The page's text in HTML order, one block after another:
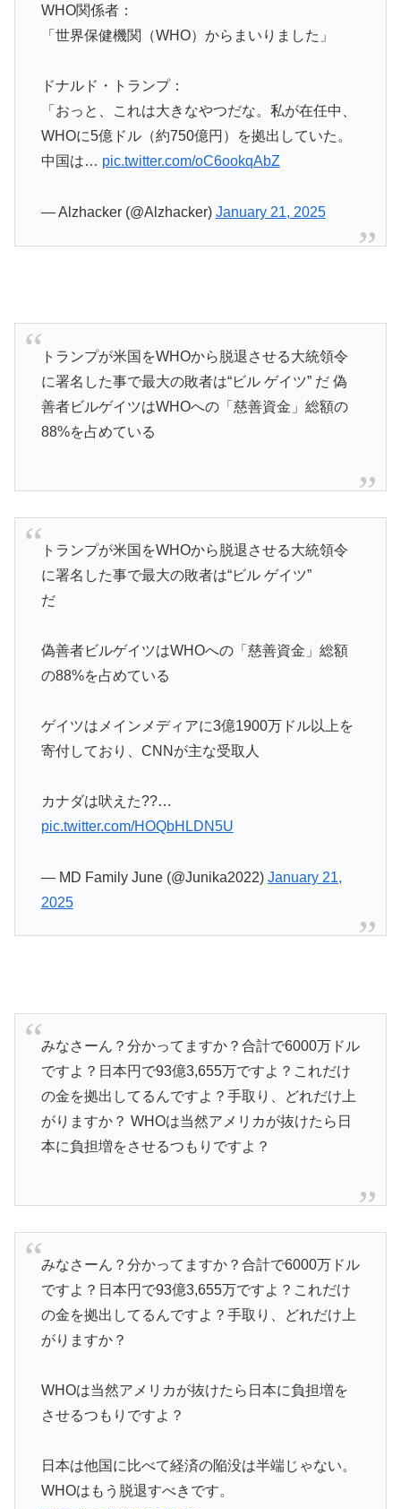
WHO関係者：
「世界保健機関（WHO）からまいりました」
ドナルド・トランプ：
「おっと、これは大きなやつだな。私が在任中、
WHOに5億ドル（約750億円）を拠出していた。
中国は… pic.twitter.com/oC6ookqAbZ
— Alzhacker (@Alzhacker) January 21, 2025
トランプが米国をWHOから脱退させる大統領令
に署名した事で最大の敗者は“ビル ゲイツ” だ 偽
善者ビルゲイツはWHOへの「慈善資金」総額の
88%を占めている
トランプが米国をWHOから脱退させる大統領令
に署名した事で最大の敗者は“ビル ゲイツ”
だ
偽善者ビルゲイツはWHOへの「慈善資金」総額
の88%を占めている
ゲイツはメインメディアに3億1900万ドル以上を
寄付しており、CNNが主な受取人
カナダは吠えた??…
pic.twitter.com/HOQbHLDN5U
— MD Family June (@Junika2022) January 21,
2025
みなさーん？分かってますか？合計で6000万ドル
ですよ？日本円で93億3,655万ですよ？これだけ
の金を拠出してるんですよ？手取り、どれだけ上
がりますか？ WHOは当然アメリカが抜けたら日
本に負担増をさせるつもりですよ？
みなさーん？分かってますか？合計で6000万ドル
ですよ？日本円で93億3,655万ですよ？これだけ
の金を拠出してるんですよ？手取り、どれだけ上
がりますか？
WHOは当然アメリカが抜けたら日本に負担増を
させるつもりですよ？
日本は他国に比べて経済の陥没は半端じゃない。
WHOはもう脱退すべきです。